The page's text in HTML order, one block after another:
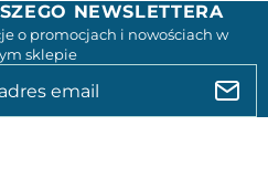
NEWSLETTERA
o promocjach i nowościach w
sklepie